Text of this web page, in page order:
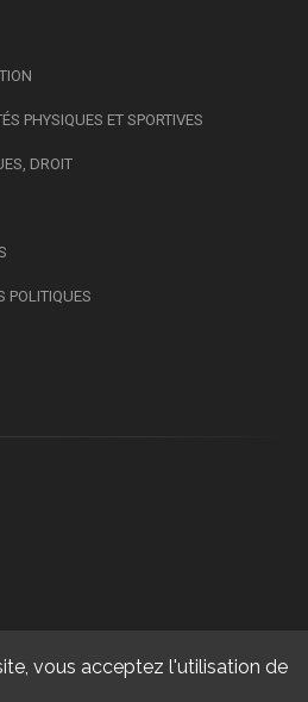
vous acceptez l'utilisation de
PHYSIQUES ET SPORTIVES
DROIT
POLITIQUES